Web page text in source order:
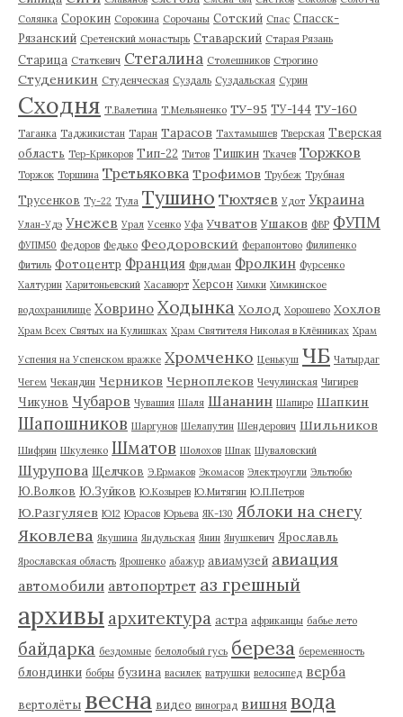
Солянка Сорокин Сорокина Сорочаны Сотский Спас Спасск-
Рязанский Сретенский монастырь Ставарский Старая Рязань
Старица Статкевич Стегалина Столешников Строгино
Студеникин Студенческая Суздаль Суздальская Сурин
Сходня Т.Валетина Т.Мельяненко ТУ-95 ТУ-144 ТУ-160
Таганка Таджикистан Таран Тарасов Тахтамышев Тверская Тверская
область Тер-Крикоров Тип-22 Титов Тишкин Ткачев Торжков
Торжок Торшина Третьяковка Трофимов Трубеж Трубная
Трусенков Ту-22 Тула Тушино Тюхтяев Удот Украина
Улан-Удэ Унежев Урал Усенко Уфа Учватов Ушаков ФВР ФУПМ
ФУПМ50 Федоров Федько Феодоровский Ферапонтово Филипенко
Фитиль Фотоцентр Франция Фридман Фролкин Фурсенко
Халтурин Харитоньевский Хасавюрт Херсон Химки Химкинское
водохранилище Ховрино Ходынка Холод Хорошево Хохлов
Храм Всех Святых на Кулишках Храм Святителя Николая в Клённиках Храм
Успения на Успенском вражке Хромченко Ценькуш ЧБ Чатырдаг
Чегем Чекандин Черников Черноплеков Чечулинская Чигирев
Чикунов Чубаров Чувашия Шаля Шананин Шапиро Шапкин
Шапошников Шаргунов Шелапутин Шендерович Шильников
Шифрин Шкуленко Шматов Шолохов Шпак Шуваловский
Шурупова Щелчков Э.Ермаков Экомасов Электроугли Эльтюбю
Ю.Волков Ю.Зуйков Ю.Козырев Ю.Митягин Ю.П.Петров
Ю.Разгуляев Ю12 Юрасов Юрьева ЯК-130 Яблоки на снегу
Яковлева Якушина Яндульская Янин Янушкевич Ярославль
Ярославская область Ярошенко абажур авиамузей авиация
автомобили автопортрет аз грешный
архивы архитектура астра африканцы бабье лето
байдарка бездомные белолобый гусь береза беременность
блондинки бобры бузина василек ватрушки велосипед верба
вертолёты весна видео виноград вишня вода